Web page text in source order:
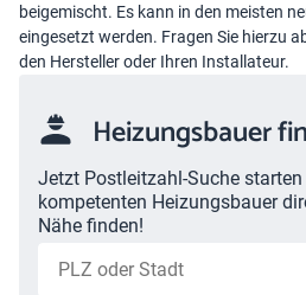
beigemischt. Es kann in den meisten
eingesetzt werden. Fragen Sie hierzu
den Hersteller oder Ihren Installateur.
Heizungsbauer
Jetzt Postleitzahl-Suche starten
kompetenten Heizungsbauer
Nähe finden!